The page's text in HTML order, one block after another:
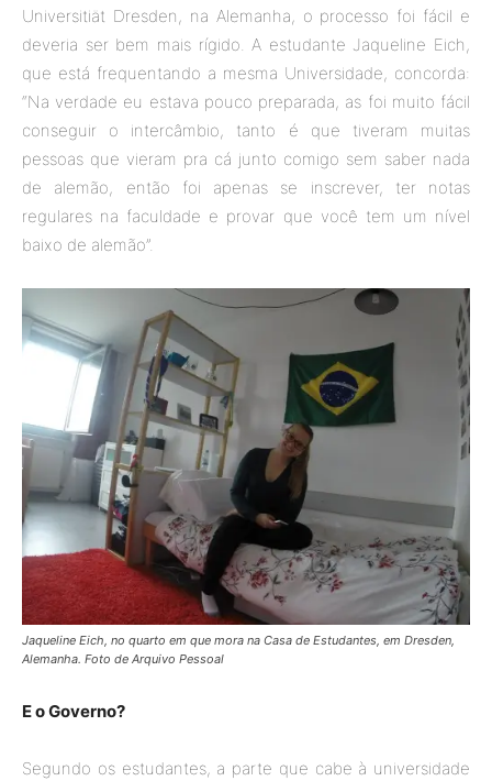
Universitiät Dresden, na Alemanha, o processo foi fácil e
deveria ser bem mais rígido. A estudante Jaqueline Eich,
que está frequentando a mesma Universidade, concorda:
“Na verdade eu estava pouco preparada, as foi muito fácil
conseguir o intercâmbio, tanto é que tiveram muitas
pessoas que vieram pra cá junto comigo sem saber nada
de alemão, então foi apenas se inscrever, ter notas
regulares na faculdade e provar que você tem um nível
baixo de alemão”.
Jaqueline Eich, no quarto em que mora na Casa de Estudantes, em Dresden,
Alemanha. Foto de Arquivo Pessoal
E o Governo?
Segundo os estudantes, a parte que cabe à universidade